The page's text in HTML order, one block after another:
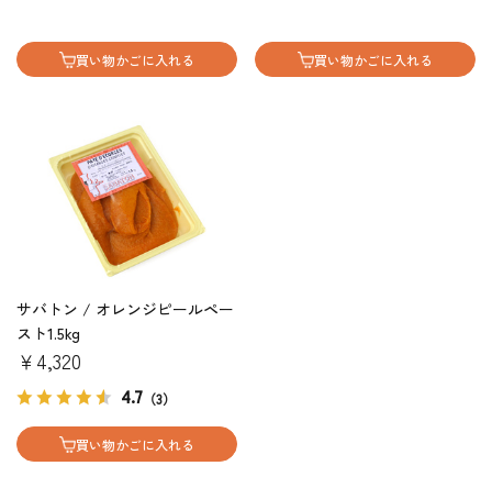
買い物かごに入れる 買い物かごに入れる
サバトン / オレンジピールペー
スト1.5kg
￥4,320
4.7 （3）
買い物かごに入れる